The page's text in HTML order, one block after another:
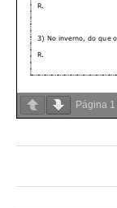
Página 1